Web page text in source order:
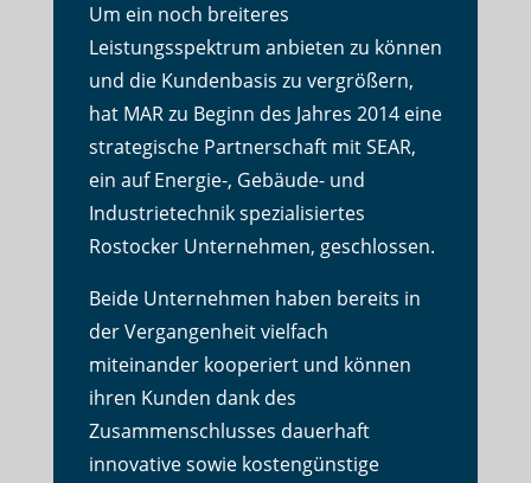
Um ein noch breiteres
Leistungsspektrum anbieten zu können
und die Kundenbasis zu vergrößern,
hat MAR zu Beginn des Jahres 2014 eine
strategische Partnerschaft mit SEAR,
ein auf Energie-, Gebäude- und
Industrietechnik spezialisiertes
Rostocker Unternehmen, geschlossen.
Beide Unternehmen haben bereits in
der Vergangenheit vielfach
miteinander kooperiert und können
ihren Kunden dank des
Zusammenschlusses dauerhaft
innovative sowie kostengünstige